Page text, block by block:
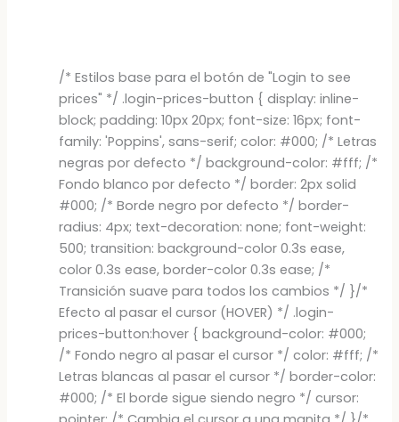
/* Estilos base para el botón de "Login to see
prices" */ .login-prices-button { display: inline-
block; padding: 10px 20px; font-size: 16px; font-
family: 'Poppins', sans-serif; color: #000; /* Letras
negras por defecto */ background-color: #fff; /*
Fondo blanco por defecto */ border: 2px solid
#000; /* Borde negro por defecto */ border-
radius: 4px; text-decoration: none; font-weight:
500; transition: background-color 0.3s ease,
color 0.3s ease, border-color 0.3s ease; /*
Transición suave para todos los cambios */ }/*
Efecto al pasar el cursor (HOVER) */ .login-
prices-button:hover { background-color: #000;
/* Fondo negro al pasar el cursor */ color: #fff; /*
Letras blancas al pasar el cursor */ border-color:
#000; /* El borde sigue siendo negro */ cursor: